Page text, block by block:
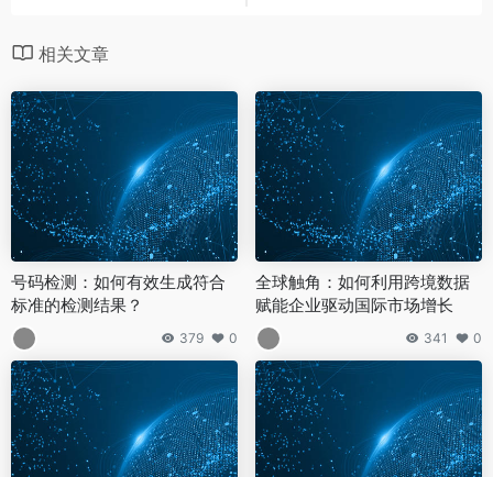
相关文章
号码检测：如何有效生成符合
标准的检测结果？
379 0
全球触角：如何利用跨境数据
赋能企业驱动国际市场增长
341 0